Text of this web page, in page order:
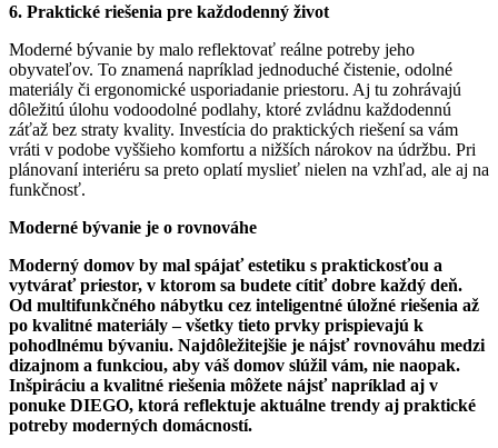
6. Praktické riešenia pre každodenný život
Moderné bývanie by malo reflektovať reálne potreby jeho
obyvateľov. To znamená napríklad jednoduché čistenie, odolné
materiály či ergonomické usporiadanie priestoru. Aj tu zohrávajú
dôležitú úlohu vodoodolné podlahy, ktoré zvládnu každodennú
záťaž bez straty kvality. Investícia do praktických riešení sa vám
vráti v podobe vyššieho komfortu a nižších nárokov na údržbu. Pri
plánovaní interiéru sa preto oplatí myslieť nielen na vzhľad, ale aj na
funkčnosť.
Moderné bývanie je o rovnováhe
Moderný domov by mal spájať estetiku s praktickosťou a
vytvárať priestor, v ktorom sa budete cítiť dobre každý deň.
Od multifunkčného nábytku cez inteligentné úložné riešenia až
po kvalitné materiály – všetky tieto prvky prispievajú k
pohodlnému bývaniu. Najdôležitejšie je nájsť rovnováhu medzi
dizajnom a funkciou, aby váš domov slúžil vám, nie naopak.
Inšpiráciu a kvalitné riešenia môžete nájsť napríklad aj v
ponuke DIEGO, ktorá reflektuje aktuálne trendy aj praktické
potreby moderných domácností.